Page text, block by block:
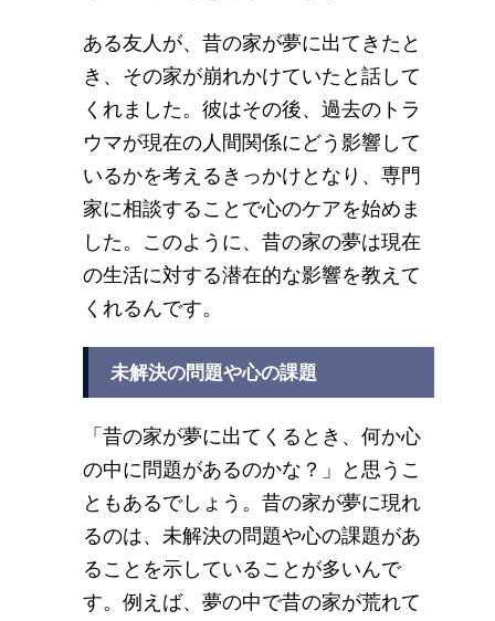
ある友人が、昔の家が夢に出てきたと
き、その家が崩れかけていたと話して
くれました。彼はその後、過去のトラ
ウマが現在の人間関係にどう影響して
いるかを考えるきっかけとなり、専門
家に相談することで心のケアを始めま
した。このように、昔の家の夢は現在
の生活に対する潜在的な影響を教えて
くれるんです。
未解決の問題や心の課題
「昔の家が夢に出てくるとき、何か心
の中に問題があるのかな？」と思うこ
ともあるでしょう。昔の家が夢に現れ
るのは、未解決の問題や心の課題があ
ることを示していることが多いんで
す。例えば、夢の中で昔の家が荒れて